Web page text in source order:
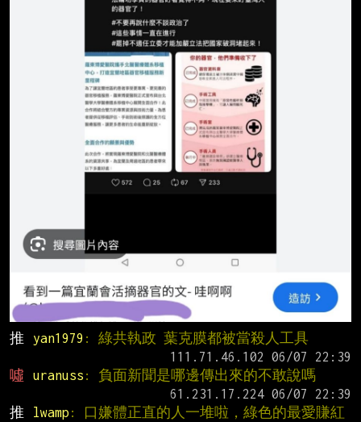
推 yan1979 : 綠共執政 葉克膜都被當殺人工具
噓
uranuss : 負面新聞是哪邊傳出來的不敢說嗎
推
lwamp : 口嫌體正直的人一堆啦，綠色的最愛賺紅